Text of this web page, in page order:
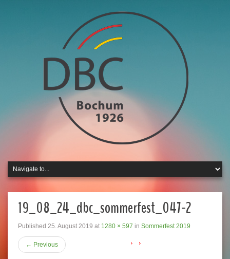
19_08_24_dbc_sommerfest_047-2
Published 25. August 2019 at 1280 × 597 in Sommerfest 2019
← Previous